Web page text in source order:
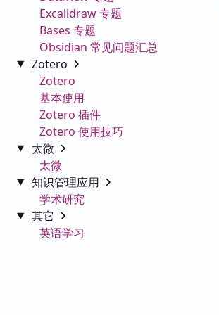
Excalidraw 专题
Bases 专题
Obsidian 常见问题汇总
Zotero
Zotero
基本使用
Zotero 插件
Zotero 使用技巧
太微
太微
知识管理应用
学术研究
其它
英语学习